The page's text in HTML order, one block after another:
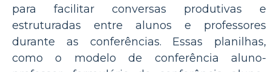
para facilitar conversas produtivas e
estruturadas entre alunos e professores
durante as conferências. Essas planilhas,
como o modelo de conferência aluno-